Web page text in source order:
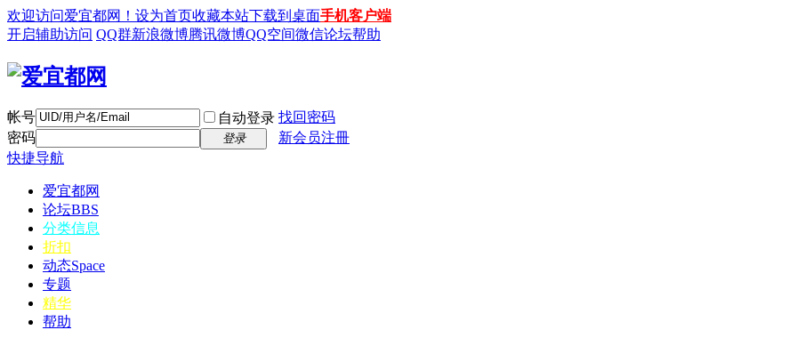
欢迎访问爱宜都网！ 设为首页收藏本站下载到桌面手机客户端
开启辅助访问 QQ群新浪微博腾讯微博QQ空间微信论坛帮助
帐号 自动登录 找回密码
密码
登录
新会员注冊
快捷导航
爱宜都网
论坛BBS
分类信息
折扣
动态Space
专题
精华
帮助